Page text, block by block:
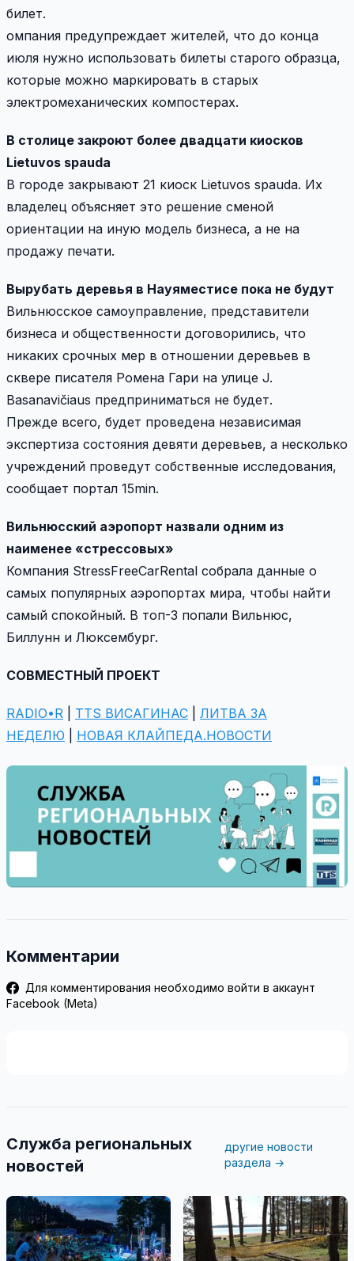
билет.
омпания предупреждает жителей, что до конца
июля нужно использовать билеты старого образца,
которые можно маркировать в старых
электромеханических компостерах.
В столице закроют более двадцати киосков
Lietuvos spaudа
В городе закрывают 21 киоск Lietuvos spaudа. Их
владелец объясняет это решение сменой
ориентации на иную модель бизнеса, а не на
продажу печати.
Вырубать деревья в Науяместисе пока не будут
Вильнюсское самоуправление, представители
бизнеса и общественности договорились, что
никаких срочных мер в отношении деревьев в
сквере писателя Ромена Гари на улице J.
Basanavičiaus предприниматься не будет.
Прежде всего, будет проведена независимая
экспертиза состояния девяти деревьев, а несколько
учреждений проведут собственные исследования,
сообщает портал 15min.
Вильнюсский аэропорт назвали одним из
наименее «стрессовых»
Компания StressFreeCarRental собрала данные о
самых популярных аэропортах мира, чтобы найти
самый спокойный. В топ-3 попали Вильнюс,
Биллунн и Люксембург.
СОВМЕСТНЫЙ ПРОЕКТ
RADIO•R TTS ВИСАГИНАС
ЛИТВА ЗА
НЕДЕЛЮ
НОВАЯ КЛАЙПЕДА.НОВОСТИ
Комментарии
Для комментирования необходимо войти в аккаунт
Facebook (Meta)
Служба региональных
новостей
другие новости
раздела →